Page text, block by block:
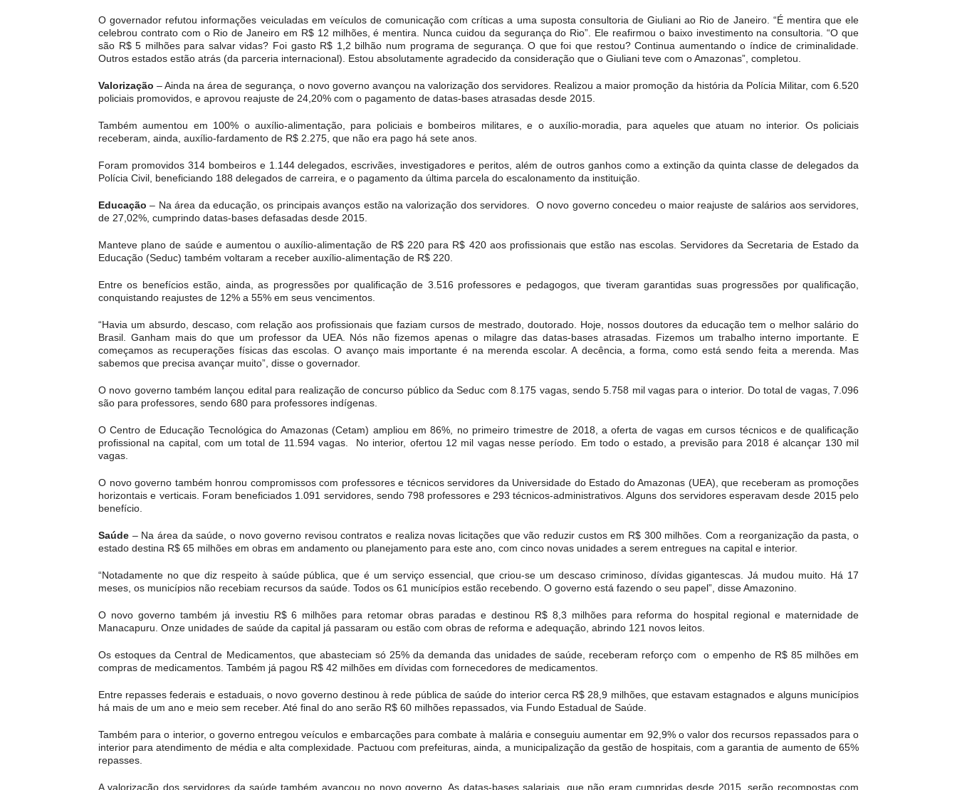
O governador refutou informações veiculadas em veículos de comunicação com críticas a uma suposta consultoria de Giuliani ao Rio de Janeiro. “É mentira que ele
celebrou contrato com o Rio de Janeiro em R$ 12 milhões, é mentira. Nunca cuidou da segurança do Rio”. Ele reafirmou o baixo investimento na consultoria. “O que
são R$ 5 milhões para salvar vidas? Foi gasto R$ 1,2 bilhão num programa de segurança. O que foi que restou? Continua aumentando o índice de criminalidade.
Outros estados estão atrás (da parceria internacional). Estou absolutamente agradecido da consideração que o Giuliani teve com o Amazonas”, completou.
Valorização – Ainda na área de segurança, o novo governo avançou na valorização dos servidores. Realizou a maior promoção da história da Polícia Militar, com 6.520
policiais promovidos, e aprovou reajuste de 24,20% com o pagamento de datas-bases atrasadas desde 2015.
Também aumentou em 100% o auxílio-alimentação, para policiais e bombeiros militares, e o auxílio-moradia, para aqueles que atuam no interior. Os policiais
receberam, ainda, auxílio-fardamento de R$ 2.275, que não era pago há sete anos.
Foram promovidos 314 bombeiros e 1.144 delegados, escrivães, investigadores e peritos, além de outros ganhos como a extinção da quinta classe de delegados da
Polícia Civil, beneficiando 188 delegados de carreira, e o pagamento da última parcela do escalonamento da instituição.
Educação – Na área da educação, os principais avanços estão na valorização dos servidores. O novo governo concedeu o maior reajuste de salários aos servidores,
de 27,02%, cumprindo datas-bases defasadas desde 2015.
Manteve plano de saúde e aumentou o auxílio-alimentação de R$ 220 para R$ 420 aos profissionais que estão nas escolas. Servidores da Secretaria de Estado da
Educação (Seduc) também voltaram a receber auxílio-alimentação de R$ 220.
Entre os benefícios estão, ainda, as progressões por qualificação de 3.516 professores e pedagogos, que tiveram garantidas suas progressões por qualificação,
conquistando reajustes de 12% a 55% em seus vencimentos.
“Havia um absurdo, descaso, com relação aos profissionais que faziam cursos de mestrado, doutorado. Hoje, nossos doutores da educação tem o melhor salário do
Brasil. Ganham mais do que um professor da UEA. Nós não fizemos apenas o milagre das datas-bases atrasadas. Fizemos um trabalho interno importante. E
começamos as recuperações físicas das escolas. O avanço mais importante é na merenda escolar. A decência, a forma, como está sendo feita a merenda. Mas
sabemos que precisa avançar muito”, disse o governador.
O novo governo também lançou edital para realização de concurso público da Seduc com 8.175 vagas, sendo 5.758 mil vagas para o interior. Do total de vagas, 7.096
são para professores, sendo 680 para professores indígenas.
O Centro de Educação Tecnológica do Amazonas (Cetam) ampliou em 86%, no primeiro trimestre de 2018, a oferta de vagas em cursos técnicos e de qualificação
profissional na capital, com um total de 11.594 vagas. No interior, ofertou 12 mil vagas nesse período. Em todo o estado, a previsão para 2018 é alcançar 130 mil
vagas.
O novo governo também honrou compromissos com professores e técnicos servidores da Universidade do Estado do Amazonas (UEA), que receberam as promoções
horizontais e verticais. Foram beneficiados 1.091 servidores, sendo 798 professores e 293 técnicos-administrativos. Alguns dos servidores esperavam desde 2015 pelo
benefício.
Saúde – Na área da saúde, o novo governo revisou contratos e realiza novas licitações que vão reduzir custos em R$ 300 milhões. Com a reorganização da pasta, o
estado destina R$ 65 milhões em obras em andamento ou planejamento para este ano, com cinco novas unidades a serem entregues na capital e interior.
“Notadamente no que diz respeito à saúde pública, que é um serviço essencial, que criou-se um descaso criminoso, dívidas gigantescas. Já mudou muito. Há 17
meses, os municípios não recebiam recursos da saúde. Todos os 61 municípios estão recebendo. O governo está fazendo o seu papel”, disse Amazonino.
O novo governo também já investiu R$ 6 milhões para retomar obras paradas e destinou R$ 8,3 milhões para reforma do hospital regional e maternidade de
Manacapuru. Onze unidades de saúde da capital já passaram ou estão com obras de reforma e adequação, abrindo 121 novos leitos.
Os estoques da Central de Medicamentos, que abasteciam só 25% da demanda das unidades de saúde, receberam reforço com o empenho de R$ 85 milhões em
compras de medicamentos. Também já pagou R$ 42 milhões em dívidas com fornecedores de medicamentos.
Entre repasses federais e estaduais, o novo governo destinou à rede pública de saúde do interior cerca R$ 28,9 milhões, que estavam estagnados e alguns municípios
há mais de um ano e meio sem receber. Até final do ano serão R$ 60 milhões repassados, via Fundo Estadual de Saúde.
Também para o interior, o governo entregou veículos e embarcações para combate à malária e conseguiu aumentar em 92,9% o valor dos recursos repassados para o
interior para atendimento de média e alta complexidade. Pactuou com prefeituras, ainda, a municipalização da gestão de hospitais, com a garantia de aumento de 65%
repasses.
A valorização dos servidores da saúde também avançou no novo governo. As datas-bases salariais, que não eram cumpridas desde 2015, serão recompostas com